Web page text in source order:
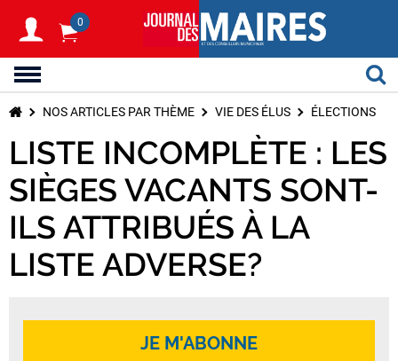
0
NOS ARTICLES PAR THÈME VIE DES ÉLUS ÉLECTIONS
LISTE INCOMPLÈTE : LES
SIÈGES VACANTS SONT-
ILS ATTRIBUÉS À LA
LISTE ADVERSE?
JE M'ABONNE